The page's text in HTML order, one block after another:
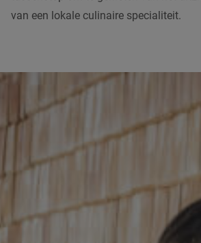
van een lokale culinaire specialiteit.